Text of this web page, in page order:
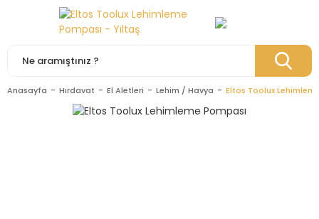
Anasayfa Hırdavat El Aletleri Lehim / Havya Eltos Toolux